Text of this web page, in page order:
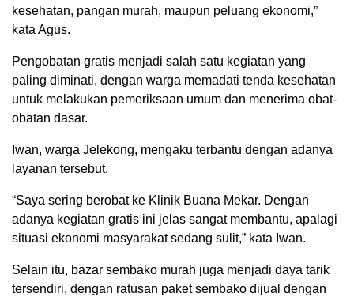
kesehatan, pangan murah, maupun peluang ekonomi,”
kata Agus.
Pengobatan gratis menjadi salah satu kegiatan yang
paling diminati, dengan warga memadati tenda kesehatan
untuk melakukan pemeriksaan umum dan menerima obat-
obatan dasar.
Iwan, warga Jelekong, mengaku terbantu dengan adanya
layanan tersebut.
“Saya sering berobat ke Klinik Buana Mekar. Dengan
adanya kegiatan gratis ini jelas sangat membantu, apalagi
situasi ekonomi masyarakat sedang sulit,” kata Iwan.
Selain itu, bazar sembako murah juga menjadi daya tarik
tersendiri, dengan ratusan paket sembako dijual dengan